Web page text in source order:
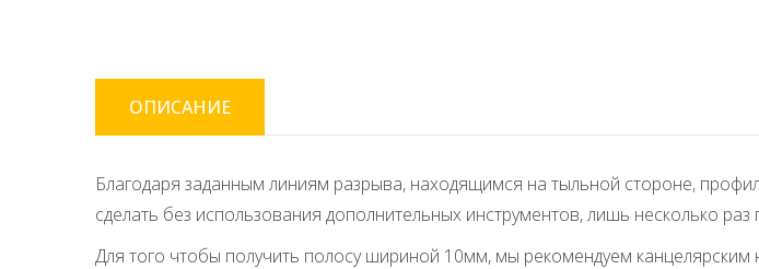
ОПИСАНИЕ
Благодаря заданным линиям разрыва, находящимся на тыльной стороне,
сделать без использования дополнительных инструментов, лишь несколько
Для того чтобы получить полосу шириной 10мм, мы рекомендуем